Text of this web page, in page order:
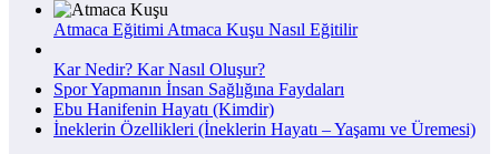
Atmaca Eğitimi Atmaca Kuşu Nasıl Eğitilir
Kar Nedir? Kar Nasıl Oluşur?
Spor Yapmanın İnsan Sağlığına Faydaları
Ebu Hanifenin Hayatı (Kimdir)
İneklerin Özellikleri (İneklerin Hayatı – Yaşamı ve Üremesi)